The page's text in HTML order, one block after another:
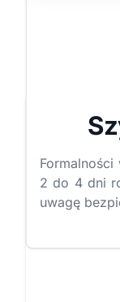
2 do 4 dni
uwagę